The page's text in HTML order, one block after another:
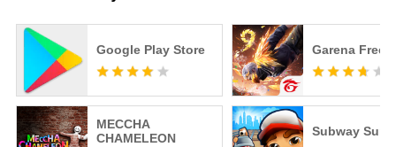
Google Play Store
MECCHA
CHAMELEON
Garena Free
Subway